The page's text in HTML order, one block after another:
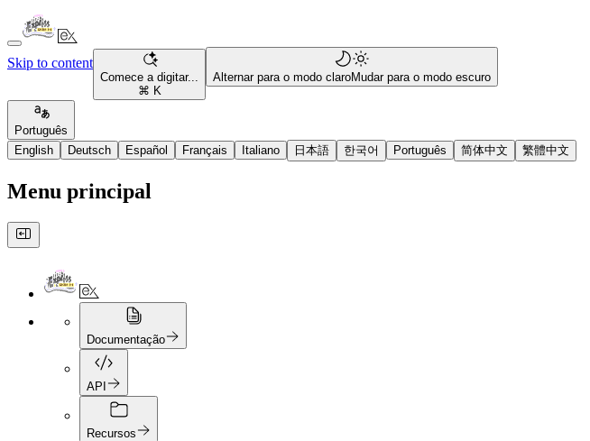
Skip to content
Comece a digitar...
⌘ K
Alternar para o modo claroMudar para o modo escuro
Português
English
Deutsch Español Français Italiano 日本語 한국어 Português 简体中文 繁體中文
Menu principal
Documentação
API
Recursos